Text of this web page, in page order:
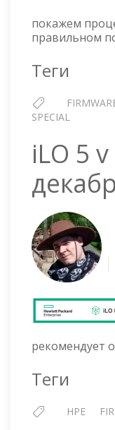
покажем
правильном
Теги
SPECIAL
iLO 5
рекомендует
Теги
HPE